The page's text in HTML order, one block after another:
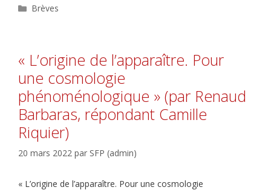
Catégories
Brèves
« L’origine de l’apparaître. Pour
une cosmologie
phénoménologique » (par Renaud
Barbaras, répondant Camille
Riquier)
20 mars 2022 par SFP (admin)
« L’origine de l’apparaître. Pour une cosmologie